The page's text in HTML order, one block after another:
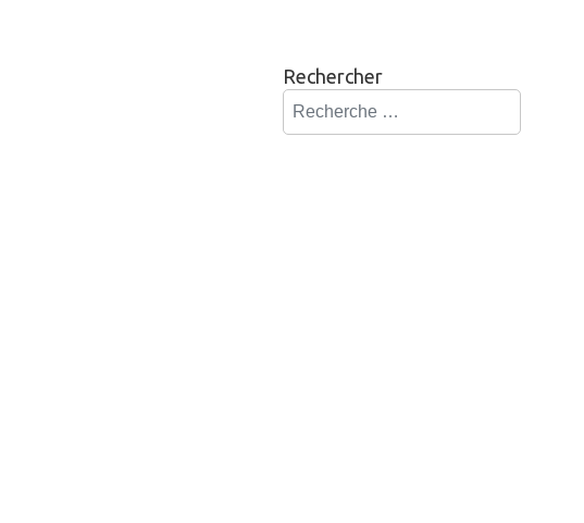
Rechercher